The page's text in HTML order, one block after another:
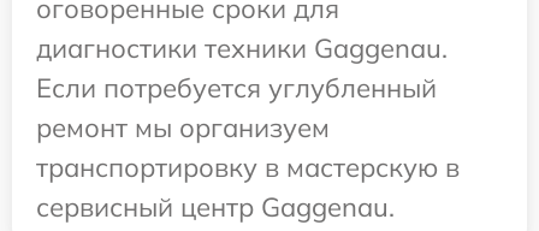
оговоренные сроки для
диагностики техники Gaggenau.
Если потребуется углубленный
ремонт мы организуем
транспортировку в мастерскую в
сервисный центр Gaggenau.